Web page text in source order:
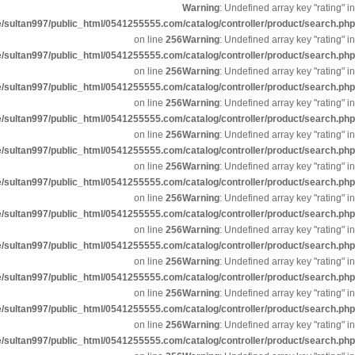
Warning: Undefined array key
/home/sultan997/public_html/0541255555.com/catalog/controller/product/
on line256Warning: Undefined array key
/home/sultan997/public_html/0541255555.com/catalog/controller/product/
on line256Warning: Undefined array key
/home/sultan997/public_html/0541255555.com/catalog/controller/product/
on line256Warning: Undefined array key
/home/sultan997/public_html/0541255555.com/catalog/controller/product/
on line256Warning: Undefined array key
/home/sultan997/public_html/0541255555.com/catalog/controller/product/
on line256Warning: Undefined array key
/home/sultan997/public_html/0541255555.com/catalog/controller/product/
on line256Warning: Undefined array key
/home/sultan997/public_html/0541255555.com/catalog/controller/product/
on line256Warning: Undefined array key
/home/sultan997/public_html/0541255555.com/catalog/controller/product/
on line256Warning: Undefined array key
/home/sultan997/public_html/0541255555.com/catalog/controller/product/
on line256Warning: Undefined array key
/home/sultan997/public_html/0541255555.com/catalog/controller/product/
on line256Warning: Undefined array key
/home/sultan997/public_html/0541255555.com/catalog/controller/product/